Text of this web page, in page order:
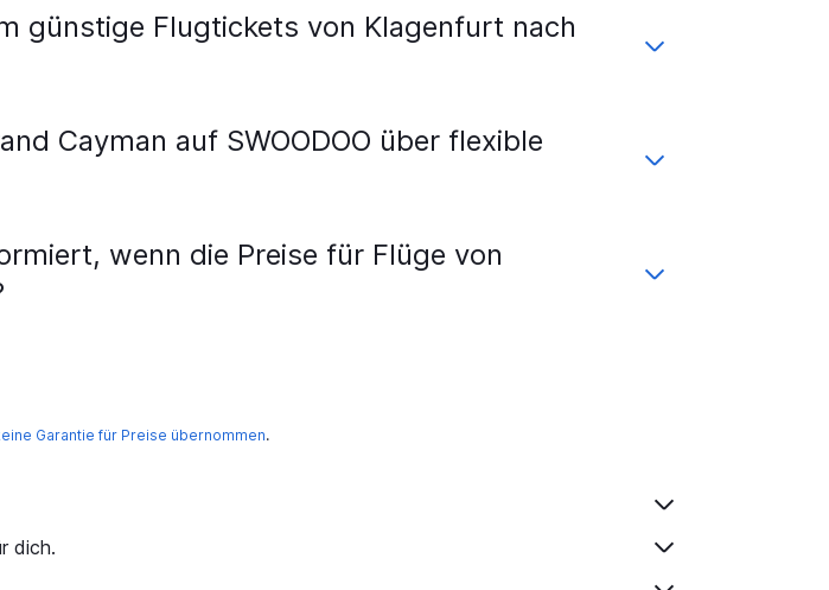
günstige Flugtickets von Klagenfurt nach
Cayman auf SWOODOO über flexible
wenn die Preise für Flüge von
Garantie für Preise übernommen.
dich.